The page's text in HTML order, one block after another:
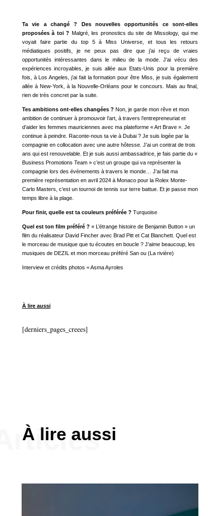
Ta vie a changé ? Des nouvelles opportunités ce sont-elles
proposées à toi ? Malgré, les pronostics du site de Missology, qui me
voyait faire partie du top 5 à Miss Universe, et tous les retours
médiatiques positifs, je ne peux pas dire que j’ai reçu de vraies
opportunités intéressantes dans le milieu de la mode. J’ai vécu des
expériences incroyables, je suis allée aux Etats-Unis pour la première
fois, à Los Angeles, j’ai fait la formation pour être Miss, je suis également
allée à New-York, à la Nouvelle-Orléans pour le concours. Mais au final,
rien de très concret par la suite.
Tes ambitions ont-elles changées ? Non, je garde mon rêve et mon
ambition de continuer à promouvoir l’art, à travers l’entrepreneuriat et
d’aider les femmes mauriciennes avec ma plateforme « Art Brave ». Je
continue à peindre. Raconte-nous ta vie à Dubai ? Je suis logée par la
compagnie en collocation avec une autre hôtesse. J’ai un contrat de trois
ans qui est renouvelable. Et je suis aussi ambassadrice, je fais partie du «
Business Promotions Team » c’est un groupe qui va représenter la
compagnie lors des événements à travers le monde… J’ai fait ma
première représentation en avril 2024 à Monaco pour la Rolex Monte-
Carlo Masters, c’est un tournoi de tennis sur terre battue. Et je passe mon
temps libre à la plage.
Pour finir, quelle est ta couleurs préférée ? Turquoise
Quel est ton film préféré ? « L’étrange histoire de Benjamin Button » un
film du réalisateur David Fincher avec Brad Pitt et Cat Blanchett. Quel est
le morceau de musique que tu écoutes en boucle ? J’aime beaucoup, les
musiques de DEZIL et mon morceau préféré San ou (La rivière)
Interview et crédits photos = Asma Ayroles
À lire aussi
[derniers_pages_creees]
À lire aussi